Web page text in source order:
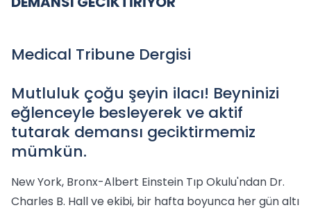
Medical Tribune Dergisi
Mutluluk çoğu şeyin ilacı! Beyninizi
eğlenceyle besleyerek ve aktif
tutarak demansı geciktirmemiz
mümkün.
New York, Bronx-Albert Einstein Tıp Okulu'ndan Dr.
Charles B. Hall ve ekibi, bir hafta boyunca her gün altı